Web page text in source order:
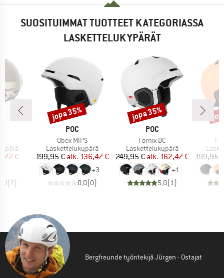
SUOSITUIMMAT TUOTTEET KATEGORIASSA
LASKETTELUKYPÄRÄT
hinta
€
(2)
MERKKI
POC
Tuote
Obex MIPS
Tuoteryhmä
Laskettelukypärä
Hinta
199,95 € Alennettu hinta
alk. 136,47 €
+3
0,0(0)
Alennus
jopa 35%
MERKKI
POC
Tuote
Fornix BC
Tuoteryhmä
Laskettelukypärä
Hinta
249,95 € Alennettu hinta
alk. 162,47 €
+1
5,0( 1)
Alennus
jopa 35%
199,95 €
Bergfreunde työntekijä Jürgen - Ostajat